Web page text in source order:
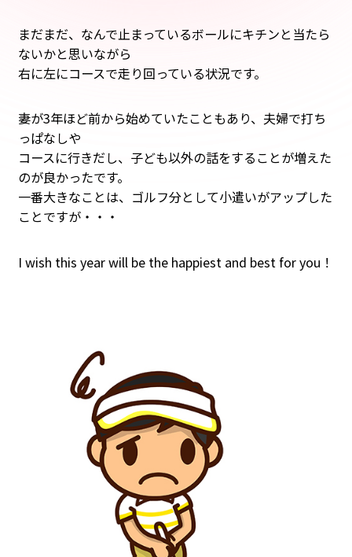
まだまだ、なんで止まっているボールにキチンと当たら
ないかと思いながら
右に左にコースで走り回っている状況です。
妻が3年ほど前から始めていたこともあり、夫婦で打ち
っぱなしや
コースに行きだし、子ども以外の話をすることが増えた
のが良かったです。
一番大きなことは、ゴルフ分として小遣いがアップした
ことですが・・・
I wish this year will be the happiest and best for you！